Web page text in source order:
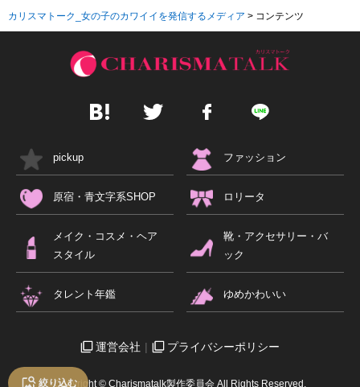
絞り込む
カリスマトーク_女の子のカワイイを発信するメディア > コンテンツ
pickup ファッション
原宿・青文字系SHOP ロリータ
メイク・コスメ・ヘア
スタイル
靴・アクセサリー・バ
ック
タレント年鑑 ゆめかわいい
運営会社 プライバシーポリシー
Copyright © Charismatalk製作委員会 All Rights Reserved.